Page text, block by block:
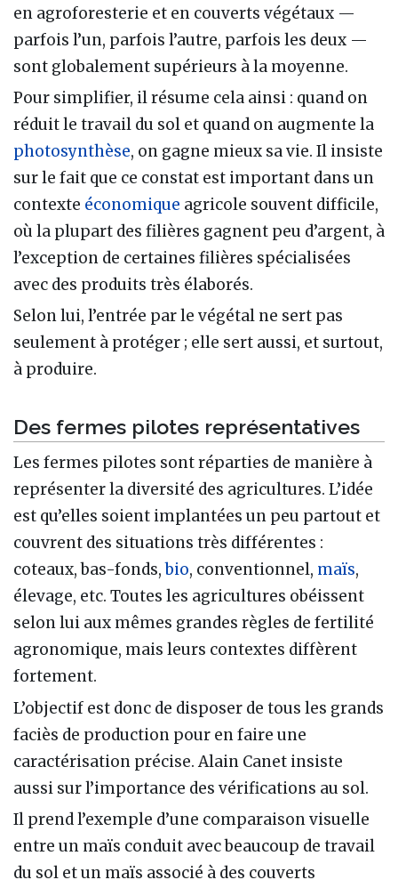
en agroforesterie et en couverts végétaux —
parfois l’un, parfois l’autre, parfois les deux —
sont globalement supérieurs à la moyenne.
Pour simplifier, il résume cela ainsi : quand on
réduit le travail du sol et quand on augmente la
photosynthèse, on gagne mieux sa vie. Il insiste
sur le fait que ce constat est important dans un
contexte économique agricole souvent difficile,
où la plupart des filières gagnent peu d’argent, à
l’exception de certaines filières spécialisées
avec des produits très élaborés.
Selon lui, l’entrée par le végétal ne sert pas
seulement à protéger ; elle sert aussi, et surtout,
à produire.
Des fermes pilotes représentatives
Les fermes pilotes sont réparties de manière à
représenter la diversité des agricultures. L’idée
est qu’elles soient implantées un peu partout et
couvrent des situations très différentes :
coteaux, bas-fonds,bio, conventionnel, maïs,
élevage, etc. Toutes les agricultures obéissent
selon lui aux mêmes grandes règles de fertilité
agronomique, mais leurs contextes diffèrent
fortement.
L’objectif est donc de disposer de tous les grands
faciès de production pour en faire une
caractérisation précise. Alain Canet insiste
aussi sur l’importance des vérifications au sol.
Il prend l’exemple d’une comparaison visuelle
entre un maïs conduit avec beaucoup de travail
du sol et un maïs associé à des couverts